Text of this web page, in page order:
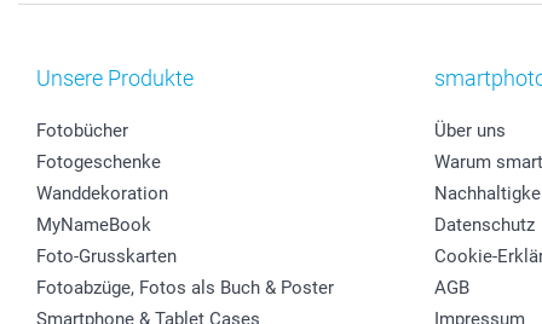
Unsere Produkte
Fotobücher
Fotogeschenke
Wanddekoration
MyNameBook
Foto-Grusskarten
Fotoabzüge, Fotos als Buch & Poster
Smartphone & Tablet Cases
Über uns
Warum
Datenschutz
Cookie-
AGB
Impressum